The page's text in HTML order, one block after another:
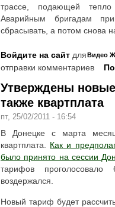
трассе, подающей
Аварийным бригадам
сбрасывать, а потом снова
Видео
Войдите на сайт для
отправки комментариев
Утверждены
также квартплата
пт, 25/02/2011 - 16:54
В Донецке с марта
квартплата. Как и
было принято на сессии
тарифов
воздержался.
Новый тариф будет